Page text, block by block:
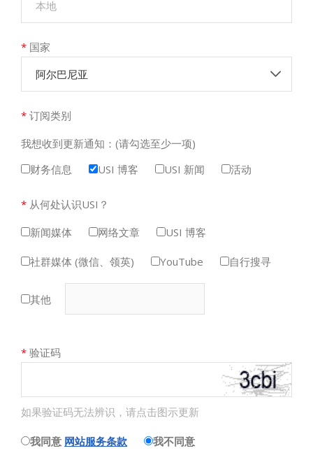
* 国家
阿尔巴尼亚
* 订阅类别
我想收到更新通知：(请勾选至少一项)
财务信息
USI 博客 USI 新闻 活动
* 从何处认识USI？
新闻媒体
网络文章 USI 博客
社群媒体 (微信、领英) YouTube 自行搜寻
其他
* 验证码
如果验证码无法辨识，请点击图示更新
我同意 网站服务条款
我不同意